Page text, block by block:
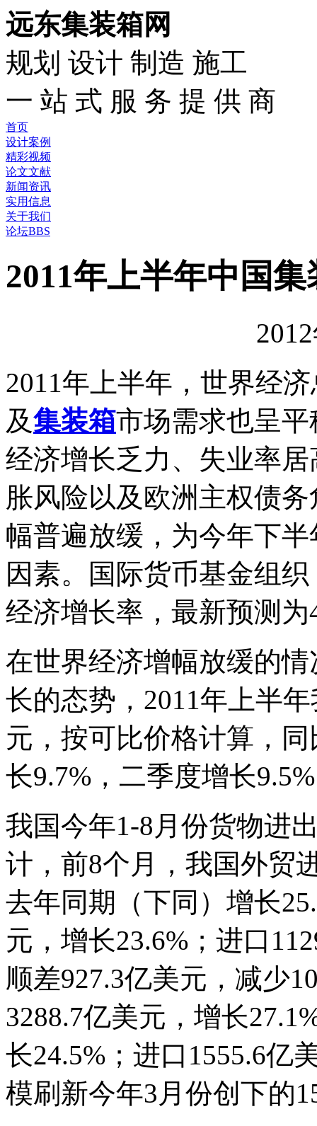
远东集装箱网
规划 设计 制造 施工
一 站 式 服 务 提 供 商
首页
设计案例
精彩视频
论文文献
新闻资讯
实用信息
关于我们
论坛BBS
2011年上半年中国
2011年上半年，世界经
及集装箱市场需求也呈
经济增长乏力、失业率
胀风险以及欧洲主权债
幅普遍放缓，为今年下
因素。国际货币基金组
经济增长率，最新预测为
在世界经济增幅放缓的
长的态势，2011年上半
元，按可比价格计算，
长9.7%，二季度增长
我国今年1-8月份货物进
计，前8个月，我国外贸
去年同期（下同）增长
元，增长23.6%；进口
顺差927.3亿美元，减少
3288.7亿美元，增长
长24.5%；进口1555.6亿
模刷新今年3月份创下的